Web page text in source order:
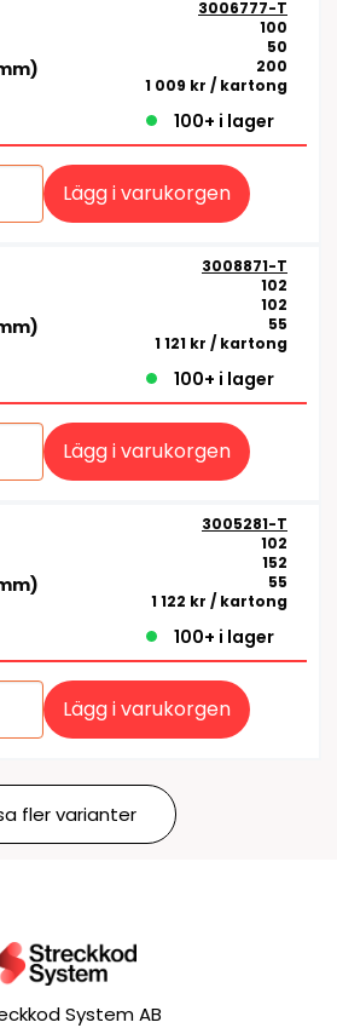
3006777-T
100
50
200
1 009 kr / kartong
100+ i lager
Lägg i varukorgen
3008871-T
102
102
55
1 121 kr / kartong
100+ i lager
Lägg i varukorgen
3005281-T
102
152
55
1 122 kr / kartong
100+ i lager
Lägg i varukorgen
fler varianter
System AB